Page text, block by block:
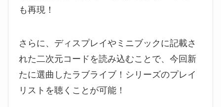
も再現！
さらに、ディスプレイやミニブックに記載さ
れた二次元コードを読み込むことで、今回新
たに選曲したラブライブ！シリーズのプレイ
リストを聴くことが可能！